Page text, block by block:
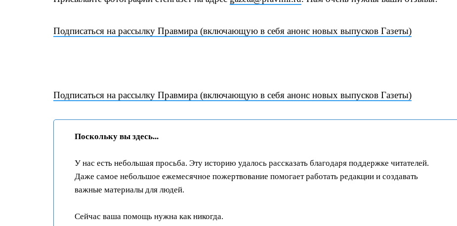
Подписаться на рассылку Правмира (включающую в себя анонс новых выпусков Газеты)
Подписаться на рассылку Правмира (включающую в себя анонс новых выпусков Газеты)
Поскольку вы здесь...
У нас есть небольшая просьба. Эту историю удалось рассказать благодаря поддержке читателей.
Даже самое небольшое ежемесячное пожертвование помогает работать редакции и создавать
важные материалы для людей.
Сейчас ваша помощь нужна как никогда.